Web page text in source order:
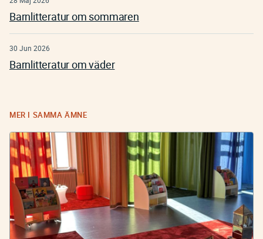
Barnlitteratur om sommaren
30 Jun 2026
Barnlitteratur om väder
MER I SAMMA ÄMNE